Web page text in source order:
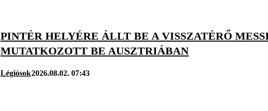
PINTÉR HELYÉRE ÁLLT BE A VISSZATÉRŐ
MUTATKOZOTT BE AUSZTRIÁBAN
Légiósok2026.08.02. 07:43